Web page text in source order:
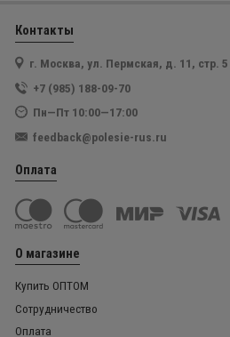
Контакты
г. Москва, ул. Пермская, д. 11, стр. 5
+7 (985) 188-09-70
Пн—Пт 10:00—17:00
feedback@polesie-rus.ru
Оплата
О магазине
Купить ОПТОМ
Сотрудничество
Оплата